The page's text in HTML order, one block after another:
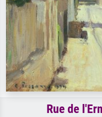
Rue de